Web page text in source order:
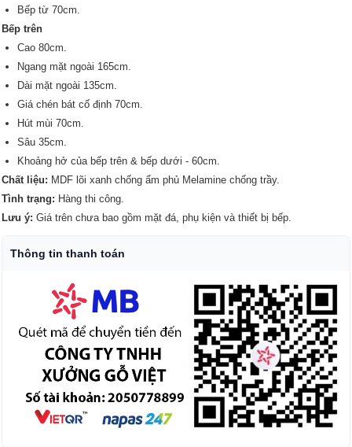
Bếp từ 70cm.
Bếp trên
Cao 80cm.
Ngang mặt ngoài 165cm.
Dài mặt ngoài 135cm.
Giá chén bát cố định 70cm.
Hút mùi 70cm.
Sâu 35cm.
Khoảng hở của bếp trên & bếp dưới - 60cm.
Chất liệu: MDF lõi xanh chống ẩm phủ Melamine chống trầy.
Tình trạng: Hàng thi công.
Lưu ý: Giá trên chưa bao gồm mặt đá, phụ kiện và thiết bị bếp.
Thông tin thanh toán